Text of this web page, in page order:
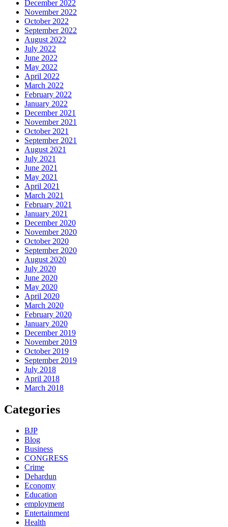
December 2022
November 2022
October 2022
September 2022
August 2022
July 2022
June 2022
May 2022
April 2022
March 2022
February 2022
January 2022
December 2021
November 2021
October 2021
September 2021
August 2021
July 2021
June 2021
May 2021
April 2021
March 2021
February 2021
January 2021
December 2020
November 2020
October 2020
September 2020
August 2020
July 2020
June 2020
May 2020
April 2020
March 2020
February 2020
January 2020
December 2019
November 2019
October 2019
September 2019
July 2018
April 2018
March 2018
Categories
BJP
Blog
Business
CONGRESS
Crime
Dehardun
Economy
Education
employment
Entertainment
Health